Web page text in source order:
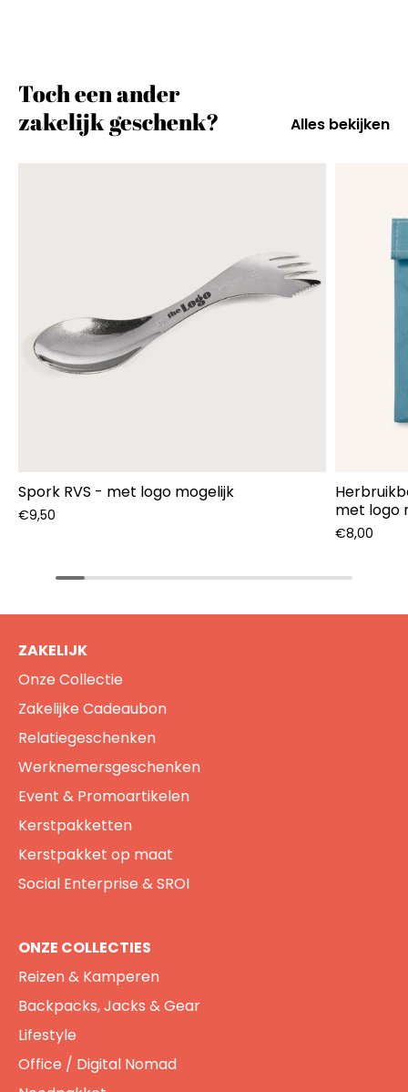
Toch een ander
zakelijk geschenk?
Alles bekijken
Spork RVS - met logo mogelijk
€9,50
met logo
€8,00
ZAKELIJK
Onze Collectie
Zakelijke Cadeaubon
Relatiegeschenken
Werknemersgeschenken
Event & Promoartikelen
Kerstpakketten
Kerstpakket op maat
Social Enterprise & SROI
ONZE COLLECTIES
Reizen & Kamperen
Backpacks, Jacks & Gear
Lifestyle
Office / Digital Nomad